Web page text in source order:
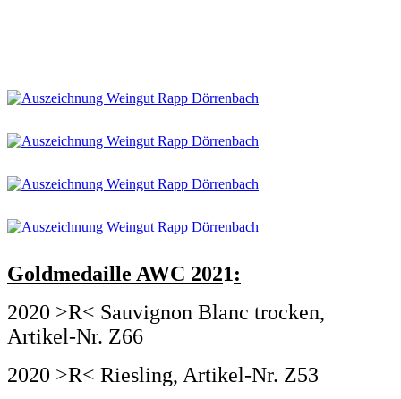
Goldmedaille AWC 2021:
2020 >R< Sauvignon Blanc trocken,
Artikel-Nr. Z66
2020 >R< Riesling, Artikel-Nr. Z53